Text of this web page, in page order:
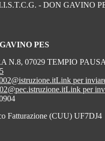
- DON GAVINO
PES
N.8, 07029 TEMPIO
Link per
Link per
Fatturazione (CUU) UF7DJ4